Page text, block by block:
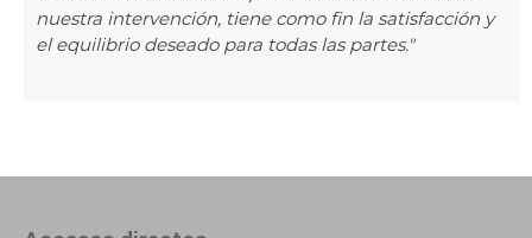
nuestra intervención, tiene como fin la satisfacción y
el equilibrio deseado para todas las partes."